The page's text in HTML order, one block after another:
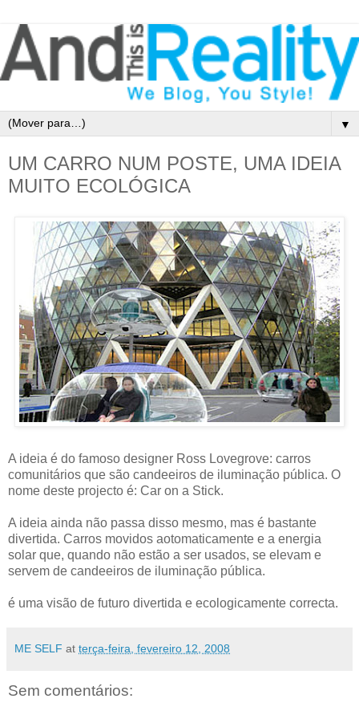
▼
UM CARRO NUM POSTE, UMA IDEIA
MUITO ECOLÓGICA
A ideia é do famoso designer Ross Lovegrove: carros
comunitários que são candeeiros de iluminação pública. O
nome deste projecto é: Car on a Stick.
A ideia ainda não passa disso mesmo, mas é bastante
divertida. Carros movidos aotomaticamente e a energia
solar que, quando não estão a ser usados, se elevam e
servem de candeeiros de iluminação pública.
é uma visão de futuro divertida e ecologicamente correcta.
ME SELF at terça-feira, fevereiro 12, 2008
Sem comentários: